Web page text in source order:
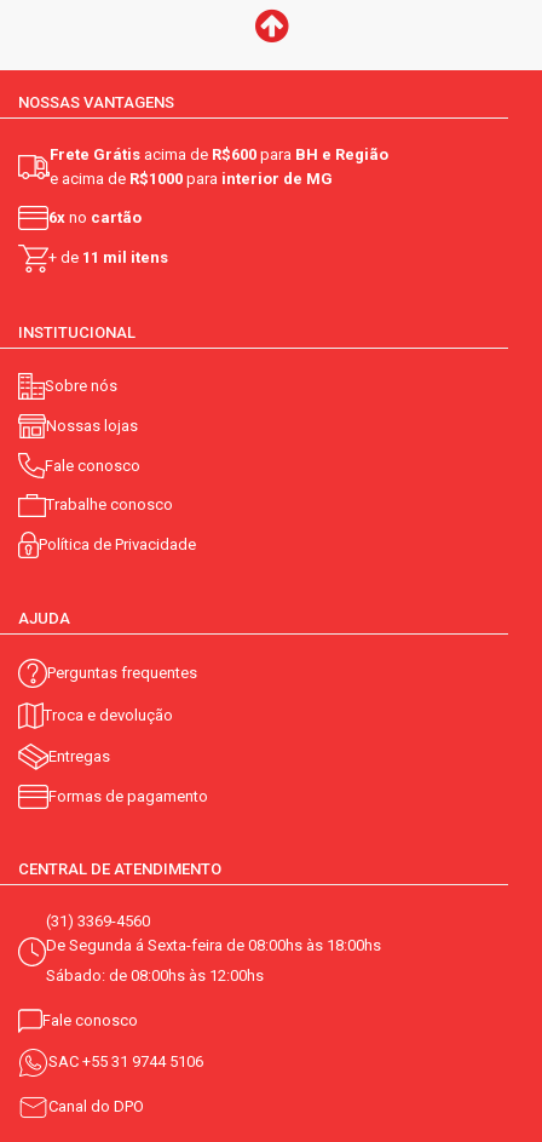
NOSSAS VANTAGENS
Frete Grátis acima de R$600 para BH e Região
e acima de R$1000 para interior de MG
6x no cartão
+ de 11 mil itens
INSTITUCIONAL
Sobre nós
Nossas lojas
Fale conosco
Trabalhe conosco
Política de Privacidade
AJUDA
Perguntas frequentes
Troca e devolução
Entregas
Formas de pagamento
CENTRAL DE ATENDIMENTO
(31) 3369-4560
De Segunda á Sexta-feira de 08:00hs às 18:00hs
Sábado: de 08:00hs às 12:00hs
Fale conosco
SAC +55 31 9744 5106
Canal do DPO